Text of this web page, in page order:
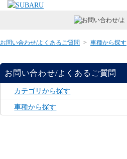
お問い合わせ/よくあるご質問 > 車種から探す
お問い合わせ/よくあるご質問
カテゴリから探す
車種から探す